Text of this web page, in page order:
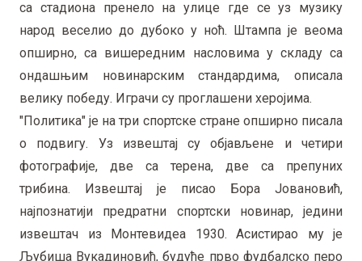
са стадиона пренело на улице где се уз музику
народ веселио до дубоко у ноћ. Штампа је веома
опширно, са вишередним насловима у складу са
ондашњим новинарским стандардима, описала
велику победу. Играчи су проглашени херојима.
"Политика" је на три спортске стране опширно писала
о подвигу. Уз извештај су објављене и четири
фотографије, две са терена, две са препуних
трибина. Извештај је писао Бора Јовановић,
најпознатији предратни спортски новинар, једини
извештач из Монтевидеа 1930. Асистирао му је
Љубиша Вукадиновић, будуће прво фудбалско перо